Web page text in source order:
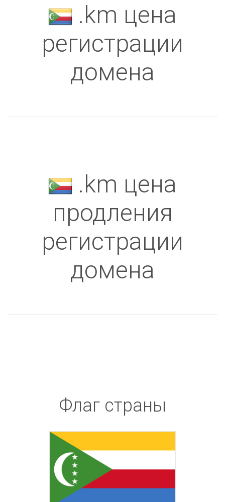
.km цена
регистрации
домена
.km цена
продления
регистрации
домена
Флаг страны